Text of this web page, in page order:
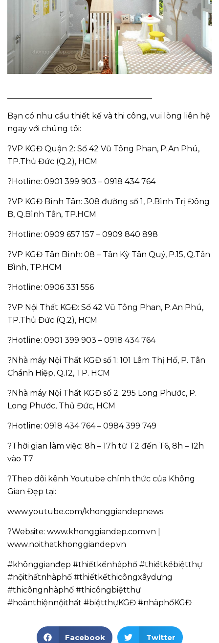
Bạn có nhu cầu thiết kế và thi công, vui lòng liên hệ
ngay với chúng tôi:
?VP KGĐ Quận 2: Số 42 Vũ Tông Phan, P.An Phú,
TP.Thủ Đức (Q.2), HCM
?Hotline: 0901 399 903 – 0918 434 764
?VP KGĐ Bình Tân: 308 đường số 1, P.Bình Trị Đông
B, Q.Bình Tân, TP.HCM
?Hotline: 0909 657 157 – 0909 840 898
?VP KGĐ Tân Bình: 08 – Tân Kỳ Tân Quý, P.15, Q.Tân
Bình, TP.HCM
?Hotline: 0906 331 556
?VP Nội Thất KGĐ: Số 42 Vũ Tông Phan, P.An Phú,
TP.Thủ Đức (Q.2), HCM
?Hotline: 0901 399 903 – 0918 434 764
?Nhà máy Nội Thất KGĐ số 1: 101 Lâm Thị Hố, P. Tân
Chánh Hiệp, Q.12, TP. HCM
?Nhà máy Nội Thất KGĐ số 2: 295 Long Phước, P.
Long Phước, Thủ Đức, HCM
?Hotline: 0918 434 764 – 0984 399 749
?Thời gian làm việc: 8h – 17h từ T2 đến T6, 8h – 12h
vào T7
?Theo dõi kênh Youtube chính thức của Không
Gian Đẹp tại:
www.youtube.com/khonggiandepnews
?Website: www.khonggiandep.com.vn |
www.noithatkhonggiandep.vn
#khônggianđẹp #thiếtkếnhàphố #thiếtkếbiệtthự
#nộithấtnhàphố #thiếtkếthicôngxâydựng
#thicôngnhàphố #thicôngbiệtthự
#hoànthiệnnộithất #biệtthựKGĐ #nhàphốKGĐ
Facebook Twitter